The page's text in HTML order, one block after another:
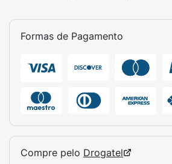
Formas de Pagamento
Compre pelo Drogatel